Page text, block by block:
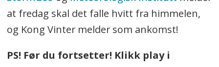
at fredag skal det falle hvitt fra himmelen,
og Kong Vinter melder som ankomst!
PS! Før du fortsetter! Klikk play i